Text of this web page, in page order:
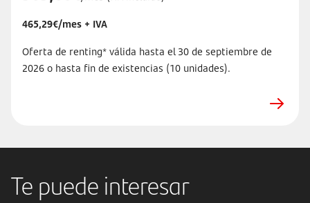
465,29€/mes + IVA
Oferta de renting* válida hasta el 30 de septiembre de
2026 o hasta fin de existencias (10 unidades).
Te puede interesar